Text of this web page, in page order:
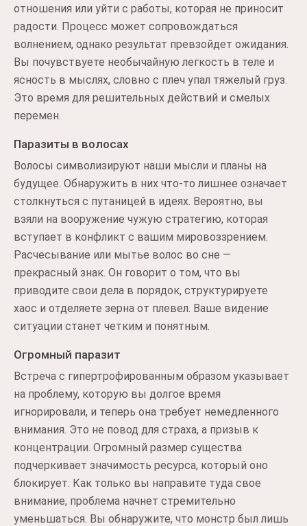
отношения или уйти с работы, которая не приносит
радости. Процесс может сопровождаться
волнением, однако результат превзойдет ожидания.
Вы почувствуете необычайную легкость в теле и
ясность в мыслях, словно с плеч упал тяжелый груз.
Это время для решительных действий и смелых
перемен.
Паразиты в волосах
Волосы символизируют наши мысли и планы на
будущее. Обнаружить в них что-то лишнее означает
столкнуться с путаницей в идеях. Вероятно, вы
взяли на вооружение чужую стратегию, которая
вступает в конфликт с вашим мировоззрением.
Расчесывание или мытье волос во сне —
прекрасный знак. Он говорит о том, что вы
приводите свои дела в порядок, структурируете
хаос и отделяете зерна от плевел. Ваше видение
ситуации станет четким и понятным.
Огромный паразит
Встреча с гипертрофированным образом указывает
на проблему, которую вы долгое время
игнорировали, и теперь она требует немедленного
внимания. Это не повод для страха, а призыв к
концентрации. Огромный размер существа
подчеркивает значимость ресурса, который оно
блокирует. Как только вы направите туда свое
внимание, проблема начнет стремительно
уменьшаться. Вы обнаружите, что монстр был лишь